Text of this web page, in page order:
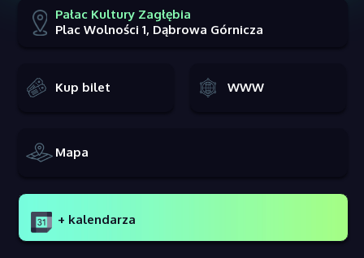
Pałac Kultury Zagłębia
Plac Wolności 1, Dąbrowa Górnicza
Kup bilet WWW
Mapa
+ kalendarza